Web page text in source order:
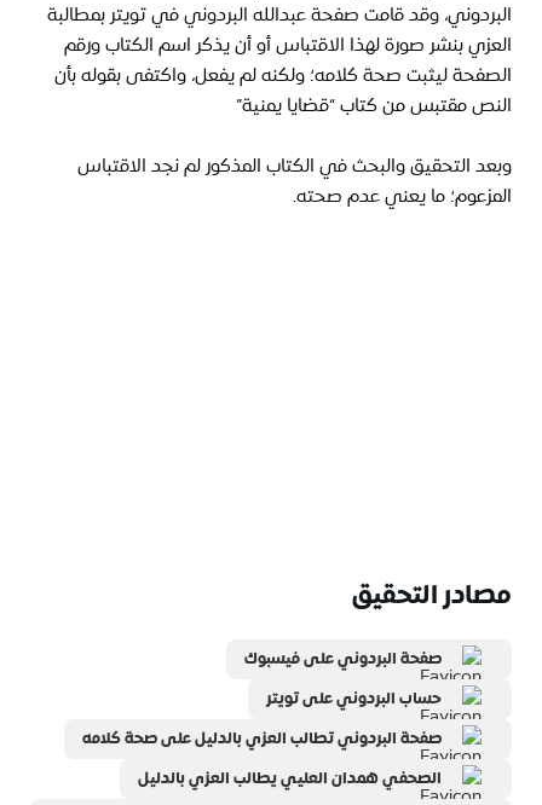
النص مقتبس من كتاب “قضايا يمنية”
المزعوم؛ ما يعني عدم صحته.
مصادر التحقيق
صفحة البردوني على فيسبوك
حساب البردوني على تويتر
صفحة البردوني تطالب العزي بالدليل على صحة كلامه
الصحفي همدان العليي يطالب العزي بالدليل